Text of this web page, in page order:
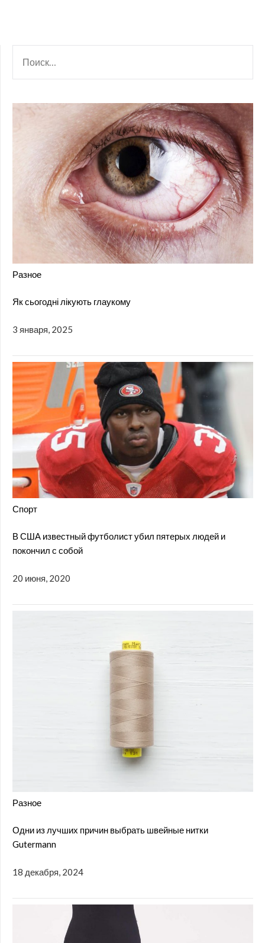
Разное
Як сьогодні лікують глаукому
3 января, 2025
Спорт
В США известный футболист убил пятерых людей и
покончил с собой
20 июня, 2020
Разное
Одни из лучших причин выбрать швейные нитки
Gutermann
18 декабря, 2024